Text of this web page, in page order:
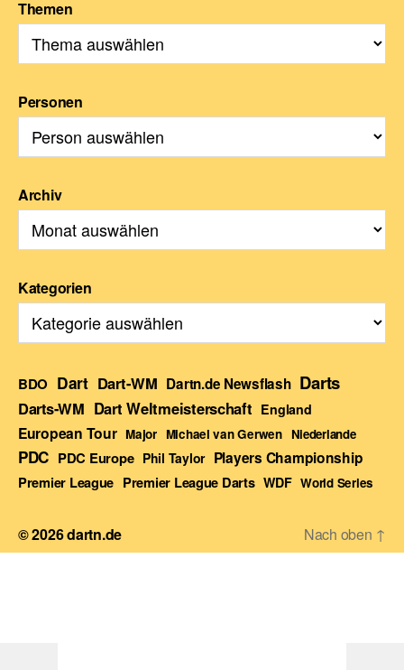
Themen
Personen
Archiv
Kategorien
BDO Dart Dart-WM Dartn.de Newsflash Darts
Darts-WM Dart Weltmeisterschaft England
European Tour Major Michael van Gerwen Niederlande
PDC PDC Europe Phil Taylor Players Championship
Premier League Premier League Darts WDF World Series
© 2026dartn.de Nach oben ↑